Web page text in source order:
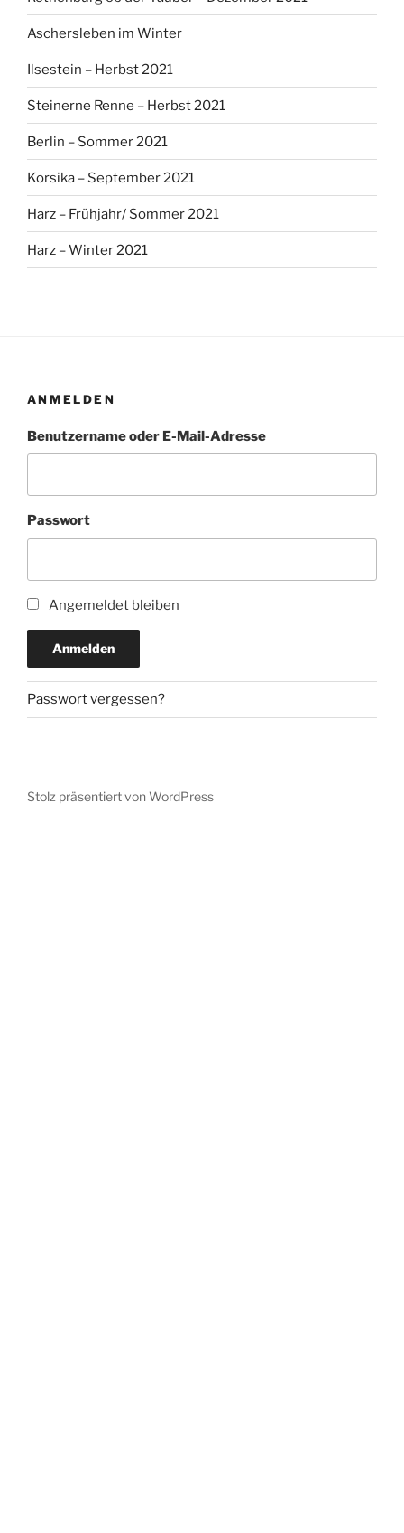
Aschersleben im Winter
Ilsestein – Herbst 2021
Steinerne Renne – Herbst 2021
Berlin – Sommer 2021
Korsika – September 2021
Harz – Frühjahr/ Sommer 2021
Harz – Winter 2021
ANMELDEN
Benutzername oder E-Mail-Adresse
Passwort
Angemeldet bleiben
Anmelden
Passwort vergessen?
Stolz präsentiert von WordPress